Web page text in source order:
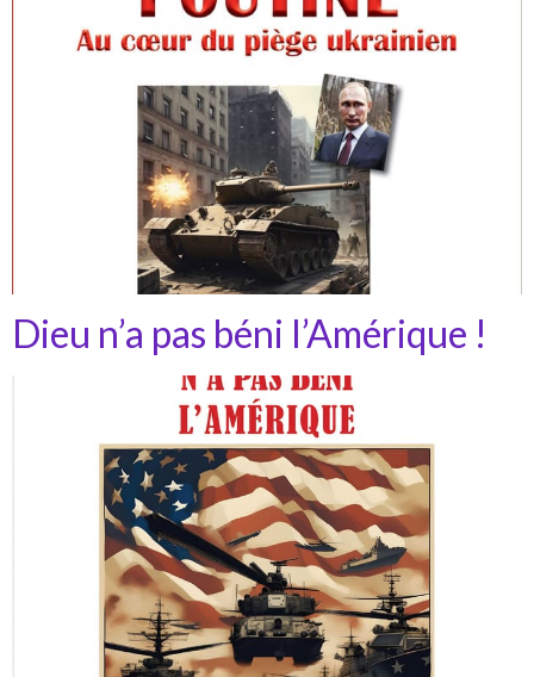
Dieu n’a pas béni l’Amérique !